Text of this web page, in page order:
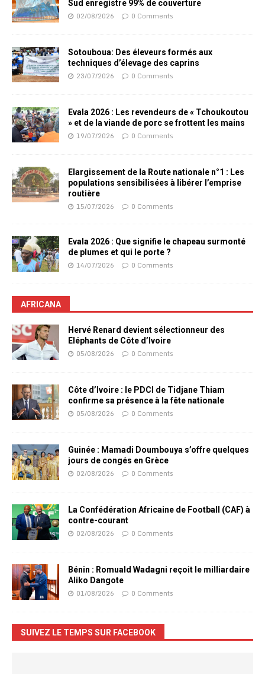
Sud enregistre 99% de couverture
02/08/2026 0 Comments
Sotouboua: Des éleveurs formés aux
techniques d’élevage des caprins
23/07/2026 0 Comments
Evala 2026 : Les revendeurs de « Tchoukoutou
» et de la viande de porc se frottent les mains
19/07/2026 0 Comments
Elargissement de la Route nationale n°1 : Les
populations sensibilisées à libérer l’emprise
routière
15/07/2026 0 Comments
Evala 2026 : Que signifie le chapeau surmonté
de plumes et qui le porte ?
14/07/2026 0 Comments
AFRICANA
Hervé Renard devient sélectionneur des
Eléphants de Côte d’Ivoire
05/08/2026 0 Comments
Côte d’Ivoire : le PDCI de Tidjane Thiam
confirme sa présence à la fête nationale
05/08/2026 0 Comments
Guinée : Mamadi Doumbouya s’offre quelques
jours de congés en Grèce
02/08/2026 0 Comments
La Confédération Africaine de Football (CAF) à
contre-courant
02/08/2026 0 Comments
Bénin : Romuald Wadagni reçoit le milliardaire
Aliko Dangote
01/08/2026 0 Comments
SUIVEZ LE TEMPS SUR FACEBOOK